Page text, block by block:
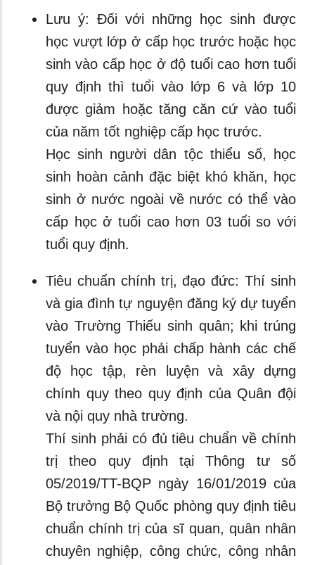
Lưu ý: Đối với những học sinh được
học vượt lớp ở cấp học trước hoặc học
sinh vào cấp học ở độ tuổi cao hơn tuổi
quy định thì tuổi vào lớp 6 và lớp 10
được giảm hoặc tăng căn cứ vào tuổi
của năm tốt nghiệp cấp học trước.
Học sinh người dân tộc thiểu số, học
sinh hoàn cảnh đặc biệt khó khăn, học
sinh ở nước ngoài về nước có thể vào
cấp học ở tuổi cao hơn 03 tuổi so với
tuổi quy định.
Tiêu chuẩn chính trị, đạo đức: Thí sinh
và gia đình tự nguyện đăng ký dự tuyển
vào Trường Thiếu sinh quân; khi trúng
tuyển vào học phải chấp hành các chế
độ học tập, rèn luyện và xây dựng
chính quy theo quy định của Quân đội
và nội quy nhà trường.
Thí sinh phải có đủ tiêu chuẩn về chính
trị theo quy định tại Thông tư số
05/2019/TT-BQP ngày 16/01/2019 của
Bộ trưởng Bộ Quốc phòng quy định tiêu
chuẩn chính trị của sĩ quan, quân nhân
chuyên nghiệp, công chức, công nhân